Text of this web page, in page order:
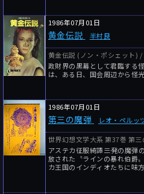
1986年07月01日
黄金伝説 半村良
黄金伝説 (ノン・ポシェット) /
政財界の黒幕として君臨する
は、ある日、国会周辺から怪
1986年07月01日
第三の魔弾 レオ・ペルッ
世界幻想文学大系 第37巻 第
アステカ征服綺譚――三発の魔
放された〝ラインの暴れ伯爵
カ王国のインディオたちに味